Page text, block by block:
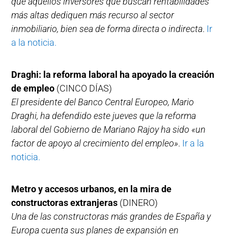
más altas dediquen más recurso al sector
inmobiliario, bien sea de forma directa o indirecta. Ir
a la noticia.
Draghi: la reforma laboral ha apoyado la creación
de empleo (CINCO DÍAS)
El presidente del Banco Central Europeo, Mario
Draghi, ha defendido este jueves que la reforma
laboral del Gobierno de Mariano Rajoy ha sido «un
factor de apoyo al crecimiento del empleo». Ir a la
noticia.
Metro y accesos urbanos, en la mira de
constructoras extranjeras (DINERO)
Una de las constructoras más grandes de España y
Europa cuenta sus planes de expansión en